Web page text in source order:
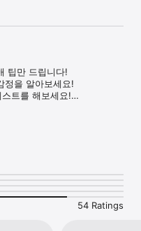
팁만 드립니다!
정을 알아보세요!
트를 해보세요!
말하죠.
른다는 거예요.
있습니다.
54 Ratings